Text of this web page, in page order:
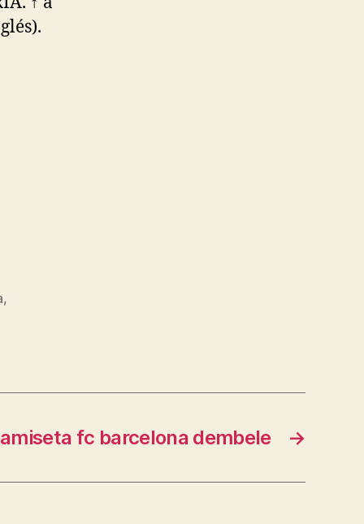
,
→
fc barcelona dembele